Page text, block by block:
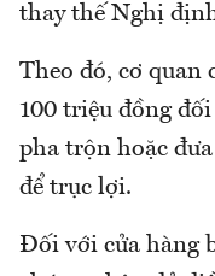
thay thế Nghị
Theo đó, cơ quan
100 triệu đồng
pha trộn hoặc
để trục lợi.
Đối với cửa hàng